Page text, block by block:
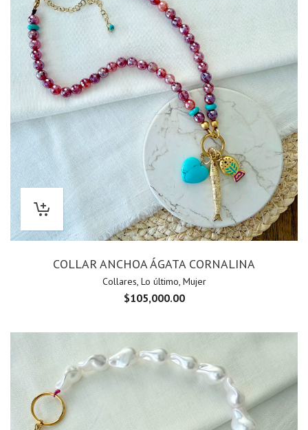
COLLAR ANCHOA ÁGATA CORNALINA
Collares, Lo último, Mujer
$105,000.00